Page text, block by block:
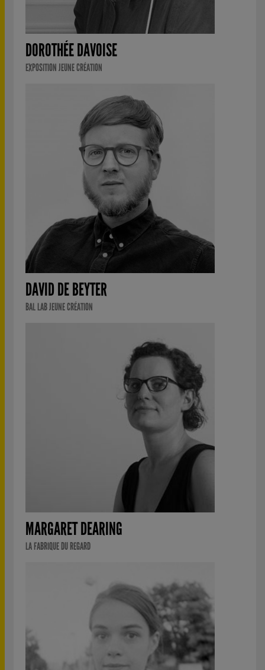
DOROTHÉE DAVOISE
EXPOSITION JEUNE CRÉATION
DAVID DE BEYTER
BAL LAB JEUNE CRÉATION
MARGARET DEARING
LA FABRIQUE DU REGARD